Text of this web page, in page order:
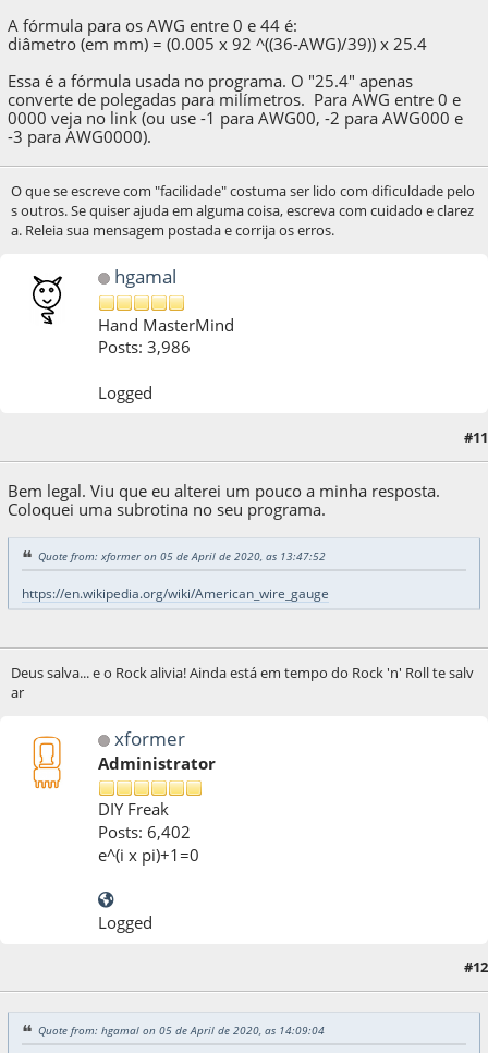
A fórmula para os AWG entre 0 e 44 é:
diâmetro (em mm) = (0.005 x 92 ^((36-AWG)/39)) x 25.4
Essa é a fórmula usada no programa. O "25.4" apenas
converte de polegadas para milímetros. Para AWG entre 0 e
0000 veja no link (ou use -1 para AWG00, -2 para AWG000 e
-3 para AWG0000).
O que se escreve com "facilidade" costuma ser lido com dificuldade pelo
s outros. Se quiser ajuda em alguma coisa, escreva com cuidado e clarez
a. Releia sua mensagem postada e corrija os erros.
hgamal
Hand MasterMind
Posts: 3,986
Logged
#11
Bem legal. Viu que eu alterei um pouco a minha resposta.
Coloquei uma subrotina no seu programa.
Quote from: xformer on 05 de April de 2020, as 13:47:52
https://en.wikipedia.org/wiki/American_wire_gauge
Deus salva... e o Rock alivia! Ainda está em tempo do Rock 'n' Roll te salv
ar
xformer
Administrator
DIY Freak
Posts: 6,402
e^(i x pi)+1=0
Logged
#12
Quote from: hgamal on 05 de April de 2020, as 14:09:04